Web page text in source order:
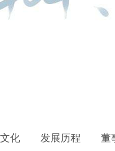
题，上映十五天，票房突破40
的意义，是部叫好又叫座的佳
化 发展历程 董